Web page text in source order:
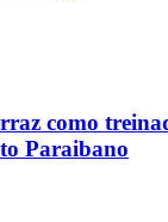
como
Paraibano